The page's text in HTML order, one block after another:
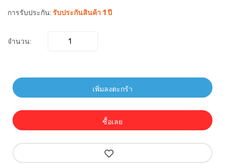
การรับประกัน: รับประกันสินค้า 1 ปี
จำนวน:
เพิ่มลงตะกร้า
ซื้อเลย